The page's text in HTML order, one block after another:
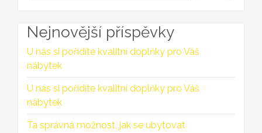
Nejnovější příspěvky
U nás si pořídíte kvalitní doplňky pro Váš
nábytek
U nás si pořídíte kvalitní doplňky pro Váš
nábytek
Ta správná možnost, jak se ubytovat